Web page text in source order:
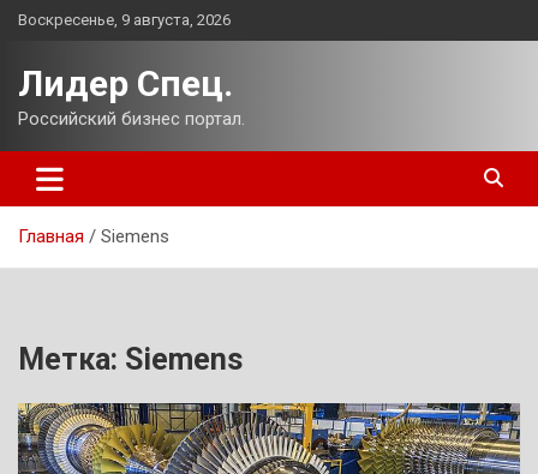
Перейти
Воскресенье, 9 августа, 2026
Лидер Спец.
Российский бизнес портал.
Главная Siemens
Метка: Siemens